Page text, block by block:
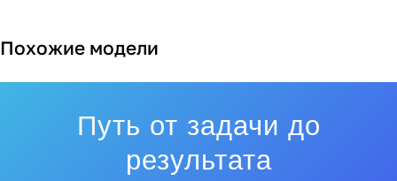
Похожие модели
Путь от задачи до
результата